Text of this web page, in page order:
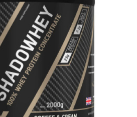
Вишлист